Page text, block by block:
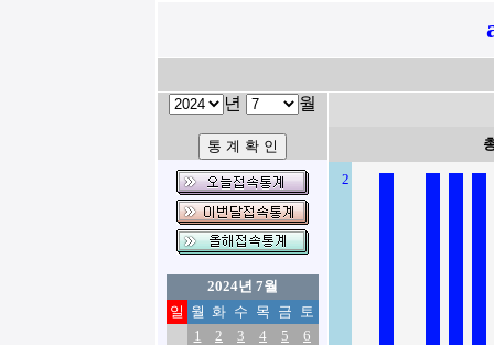
년 월
2024년 7월
일 월 화 수 목 금 토
1
2 3 4 5
6
2